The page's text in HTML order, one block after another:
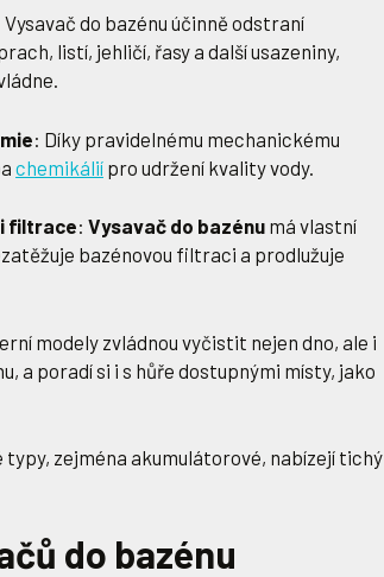
Vysavač do bazénu účinně odstraní
listí, jehličí, řasy a další usazeniny,
: Díky pravidelnému mechanickému
chemikálií pro udržení kvality vody.
filtrace: Vysavač do bazénu má vlastní
bazénovou filtraci a prodlužuje
modely zvládnou vyčistit nejen dno, ale i
a poradí si i s hůře dostupnými místy, jako
typy, zejména akumulátorové, nabízejí tichý
do bazénu